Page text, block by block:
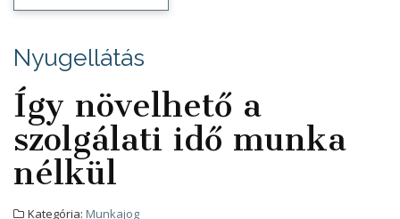
Nyugellátás
Így növelhető a
szolgálati idő munka
nélkül
Kategória: Munkajog